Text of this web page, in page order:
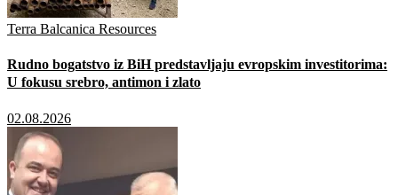
Terra Balcanica Resources
Rudno bogatstvo iz BiH predstavljaju evropskim investitorima:
U fokusu srebro, antimon i zlato
02.08.2026